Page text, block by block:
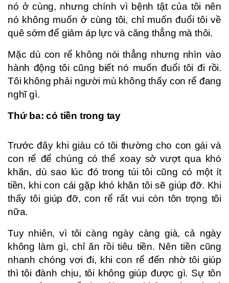
nó ở cùng, nhưng chính vì bệnh tật của tôi nên
nó không muốn ở cùng tôi, chỉ muốn đuổi tôi về
quê sớm để giảm áp lực và căng thẳng mà thôi.
Mặc dù con rể không nói thẳng nhưng nhìn vào
hành động tôi cũng biết nó muốn đuổi tôi đi rồi.
Tôi không phải người mù không thấy con rể đang
nghĩ gì.
Thứ ba: có tiền trong tay
Trước đây khi giàu có tôi thường cho con gái và
con rể để chúng có thể xoay sở vượt qua khó
khăn, dù sao lúc đó trong túi tôi cũng có một ít
tiền, khi con cái gặp khó khăn tôi sẽ giúp đỡ. Khi
thấy tôi giúp đỡ, con rể rất vui còn tôn trọng tôi
nữa.
Tuy nhiên, vì tôi càng ngày càng già, cả ngày
không làm gì, chỉ ăn rồi tiêu tiền. Nên tiền cũng
nhanh chóng vơi đi, khi con rể đến nhờ tôi giúp
thì tôi đành chịu, tôi không giúp được gì. Sự tôn